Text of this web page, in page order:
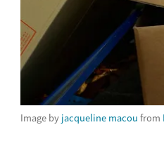
Image by jacqueline macou from